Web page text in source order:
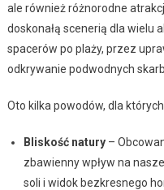
ale również różnorodne
doskonałą scenerią dla wielu
spacerów po plaży, przez
odkrywanie podwodnych
Oto kilka powodów, dla
Bliskość natury–
zbawienny wpływ na
soli i widok bezkresnego